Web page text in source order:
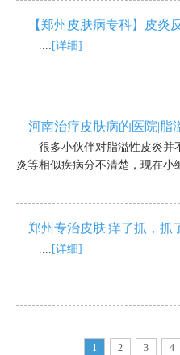
【郑州皮肤病专科】皮炎
.... [详细]
河南治疗皮肤病的医院|脂
很多小伙伴对脂溢性皮炎并
炎等相似疾病分不清楚，现在小
郑州专治皮肤|痒了抓，
.... [详细]
1 2 3 4